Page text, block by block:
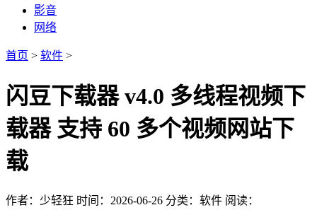
影音
网络
首页 > 软件 >
闪豆下载器 v4.0 多线程视频下
载器 支持 60 多个视频网站下
载
作者：少轻狂 时间：2026-06-26 分类：软件 阅读：